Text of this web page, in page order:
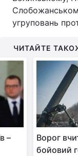
угруповань
ЧИТАЙТЕ
–
Ворог
бойовий